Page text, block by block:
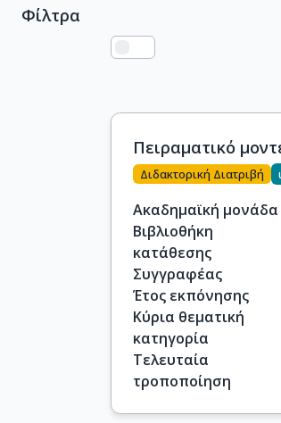
Φίλτρα
Πειραματικό
Διδακτορική Διατριβή
Ακαδημαϊκή μονάδα
Βιβλιοθήκη
κατάθεσης
Συγγραφέας
Έτος εκπόνησης
Κύρια θεματική
κατηγορία
Τελευταία
τροποποίηση